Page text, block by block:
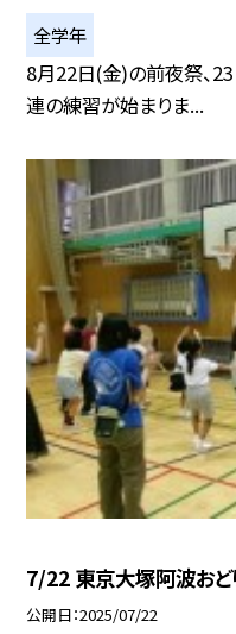
全学年
8月22日(金)の前夜祭、
連の練習が始まりま...
7/22 東京大塚阿波おど
公開日 2025/07/22